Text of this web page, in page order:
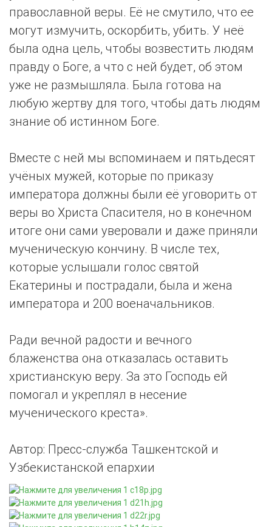
православной веры. Её не смутило, что ее
могут измучить, оскорбить, убить. У неё
была одна цель, чтобы возвестить людям
правду о Боге, а что с ней будет, об этом
уже не размышляла. Была готова на
любую жертву для того, чтобы дать людям
знание об истинном Боге.
Вместе с ней мы вспоминаем и пятьдесят
учёных мужей, которые по приказу
императора должны были её уговорить от
веры во Христа Спасителя, но в конечном
итоге они сами уверовали и даже приняли
мученическую кончину. В числе тех,
которые услышали голос святой
Екатерины и пострадали, была и жена
императора и 200 военачальников.
Ради вечной радости и вечного
блаженства она отказалась оставить
христианскую веру. За это Господь ей
помогал и укреплял в несение
мученического креста».
Автор: Пресс-служба Ташкентской и
Узбекистанской епархии